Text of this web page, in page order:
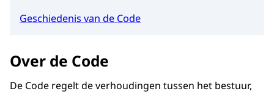
Geschiedenis van de Code
Over de Code
De Code regelt de verhoudingen tussen het bestuur,